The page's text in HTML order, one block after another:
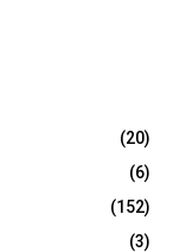
(20)
(6)
(152)
(3)